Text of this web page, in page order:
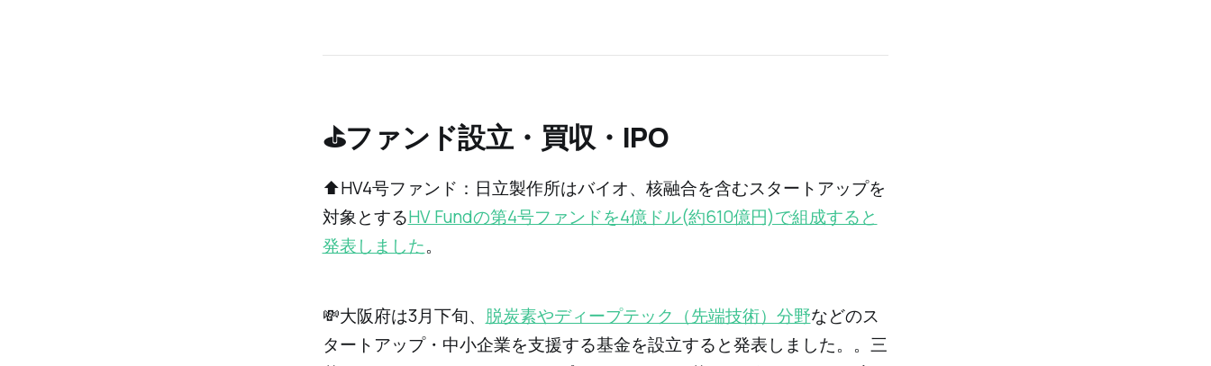
⛳️ファンド設立・買収・IPO
⬆️HV4号ファンド：日立製作所はバイオ、核融合を含むスタートアップを
対象とするHV Fundの第4号ファンドを4億ドル(約610億円)で組成すると
発表しました。
💸大阪府は3月下旬、 脱炭素やディープテック（先端技術）分野などのス
タートアップ・中小企業を支援する基金を設立すると発表しました。。三